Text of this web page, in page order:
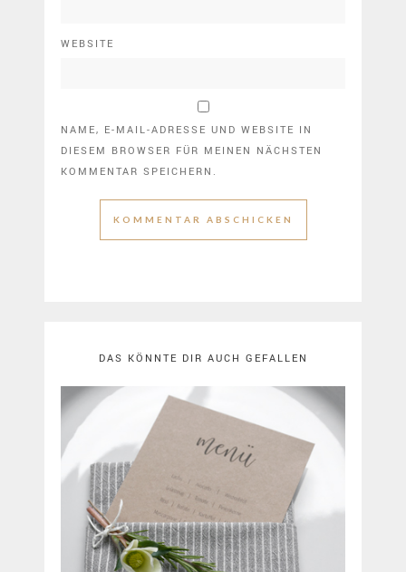
WEBSITE
NAME, E-MAIL-ADRESSE UND WEBSITE IN
DIESEM BROWSER FÜR MEINEN NÄCHSTEN
KOMMENTAR SPEICHERN.
DAS KÖNNTE DIR AUCH GEFALLEN